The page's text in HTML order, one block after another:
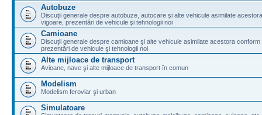
Autobuze
Discuţii generale despre autobuze, autocare şi alte vehicule asimilate
vigoare, prezentări de vehicule şi tehnologii noi
Camioane
Discuţii generale despre camioane şi alte vehicule asimilate acestora
prezentări de vehicule şi tehnologii noi
Alte mijloace de transport
Avioane, nave şi alte mijloace de transport în comun
Modelism
Modelism feroviar şi urban
Simulatoare